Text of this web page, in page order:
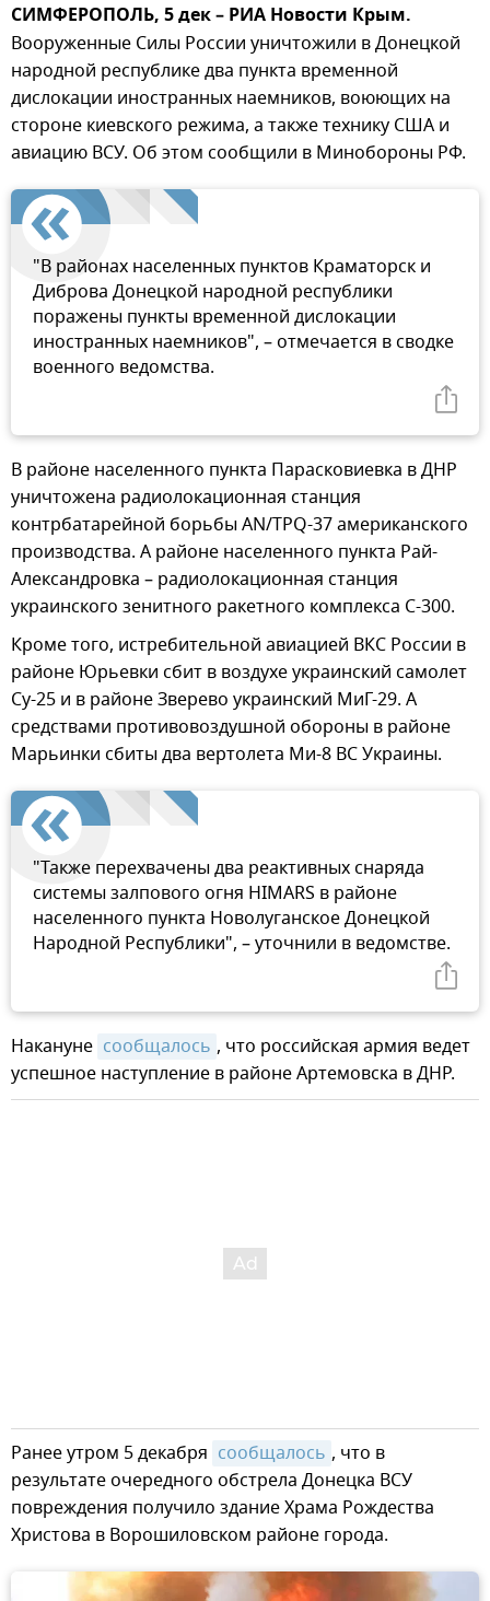
СИМФЕРОПОЛЬ, 5 дек – РИА Новости Крым.
Вооруженные Силы России уничтожили в Донецкой
народной республике два пункта временной
дислокации иностранных наемников, воюющих на
стороне киевского режима, а также технику США и
авиацию ВСУ. Об этом сообщили в Минобороны РФ.
"В районах населенных пунктов Краматорск и
Диброва Донецкой народной республики
поражены пункты временной дислокации
иностранных наемников", – отмечается в сводке
военного ведомства.
В районе населенного пункта Парасковиевка в ДНР
уничтожена радиолокационная станция
контрбатарейной борьбы AN/TPQ-37 американского
производства. А районе населенного пункта Рай-
Александровка – радиолокационная станция
украинского зенитного ракетного комплекса С-300.
Кроме того, истребительной авиацией ВКС России в
районе Юрьевки сбит в воздухе украинский самолет
Су-25 и в районе Зверево украинский МиГ-29. А
средствами противовоздушной обороны в районе
Марьинки сбиты два вертолета Ми-8 ВС Украины.
"Также перехвачены два реактивных снаряда
системы залпового огня HIMARS в районе
населенного пункта Новолуганское Донецкой
Народной Республики", – уточнили в ведомстве.
Накануне сообщалось , что российская армия ведет
успешное наступление в районе Артемовска в ДНР.
Ранее утром 5 декабря сообщалось , что в
результате очередного обстрела Донецка ВСУ
повреждения получило здание Храма Рождества
Христова в Ворошиловском районе города.